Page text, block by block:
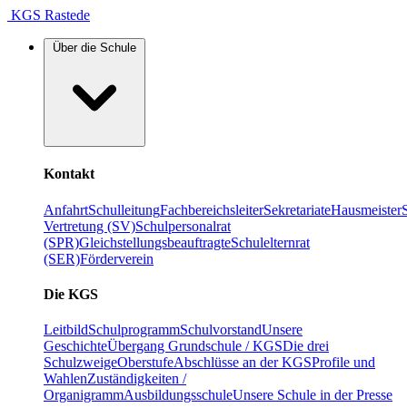
KGS Rastede
Über die Schule
Kontakt
AnfahrtSchulleitungFachbereichsleiterSekretariateHausmeister
Vertretung (SV)Schulpersonalrat
(SPR)GleichstellungsbeauftragteSchulelternrat
(SER)Förderverein
Die KGS
LeitbildSchulprogrammSchulvorstandUnsere
GeschichteÜbergang Grundschule / KGSDie drei
SchulzweigeOberstufeAbschlüsse an der KGSProfile und
WahlenZuständigkeiten /
OrganigrammAusbildungsschuleUnsere Schule in der Presse